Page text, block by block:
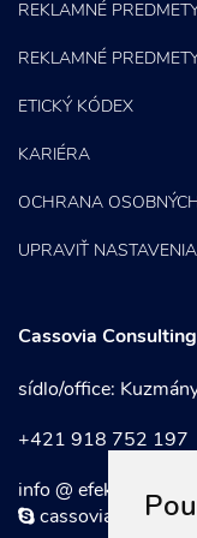
REKLAMNÉ
REKLAMNÉ
ETICKÝ KÓDEX
KARIÉRA
OCHRANA
UPRAVIŤ
Cassovia
sídlo/office:
+421 918 752 197
info @